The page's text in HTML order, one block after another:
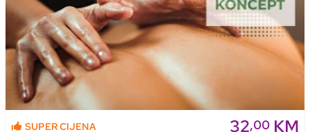
SUPER CIJENA 32,00 KM